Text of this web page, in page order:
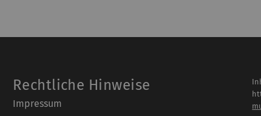
Rechtliche Hinweise
Impressum